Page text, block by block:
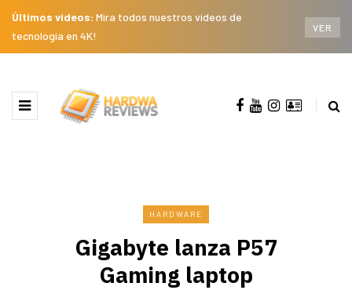
Últimos videos: Mira todos nuestros videos de
tecnología en 4K!
VER
HARDWARE
Gigabyte lanza P57
Gaming laptop